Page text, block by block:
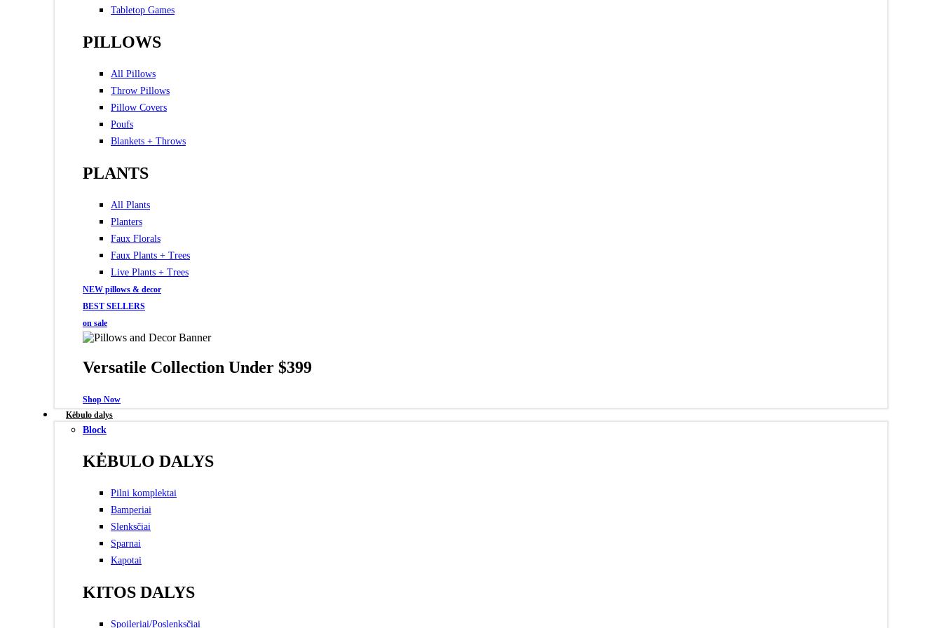
Tabletop Games
PILLOWS
All Pillows
Throw Pillows
Pillow Covers
Poufs
Blankets + Throws
PLANTS
All Plants
Planters
Faux Florals
Faux Plants + Trees
Live Plants + Trees
NEW pillows & decor
BEST SELLERS
on sale
Versatile Collection Under $399
Shop Now
Kėbulo dalys
Block
KĖBULO DALYS
Pilni komplektai
Bamperiai
Slenksčiai
Sparnai
Kapotai
KITOS DALYS
Spoileriai/Poslenksčiai